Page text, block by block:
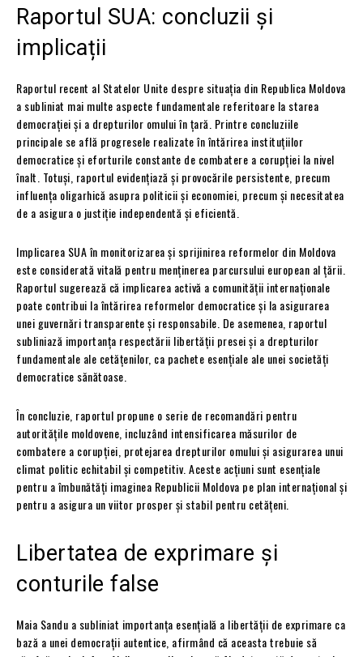
Raportul SUA: concluzii și
implicații
Raportul recent al Statelor Unite despre situația din Republica Moldova
a subliniat mai multe aspecte fundamentale referitoare la starea
democrației și a drepturilor omului în țară. Printre concluziile
principale se află progresele realizate în întărirea instituțiilor
democratice și eforturile constante de combatere a corupției la nivel
înalt. Totuși, raportul evidențiază și provocările persistente, precum
influența oligarhică asupra politicii și economiei, precum și necesitatea
de a asigura o justiție independentă și eficientă.
Implicarea SUA în monitorizarea și sprijinirea reformelor din Moldova
este considerată vitală pentru menținerea parcursului european al țării.
Raportul sugerează că implicarea activă a comunității internaționale
poate contribui la întărirea reformelor democratice și la asigurarea
unei guvernări transparente și responsabile. De asemenea, raportul
subliniază importanța respectării libertății presei și a drepturilor
fundamentale ale cetățenilor, ca pachete esențiale ale unei societăți
democratice sănătoase.
În concluzie, raportul propune o serie de recomandări pentru
autoritățile moldovene, incluzând intensificarea măsurilor de
combatere a corupției, protejarea drepturilor omului și asigurarea unui
climat politic echitabil și competitiv. Aceste acțiuni sunt esențiale
pentru a îmbunătăți imaginea Republicii Moldova pe plan internațional și
pentru a asigura un viitor prosper și stabil pentru cetățeni.
Libertatea de exprimare și
conturile false
Maia Sandu a subliniat importanța esențială a libertății de exprimare ca
bază a unei democrații autentice, afirmând că aceasta trebuie să